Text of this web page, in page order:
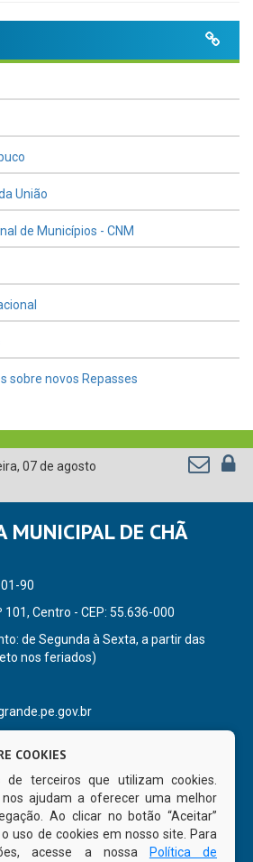
União
de Municípios - CNM
sobre novos Repasses
, 07 de agosto
MUNICIPAL DE CHÃ
90
Centro - CEP: 55.636-000
de Segunda à Sexta, a partir das
nos feriados)
FAN PAGE
COOKIES
de terceiros que utilizam cookies.
nos ajudam a oferecer uma melhor
Ao clicar no botão “Aceitar”
uso de cookies em nosso site. Para
acesse a nossa
Política de